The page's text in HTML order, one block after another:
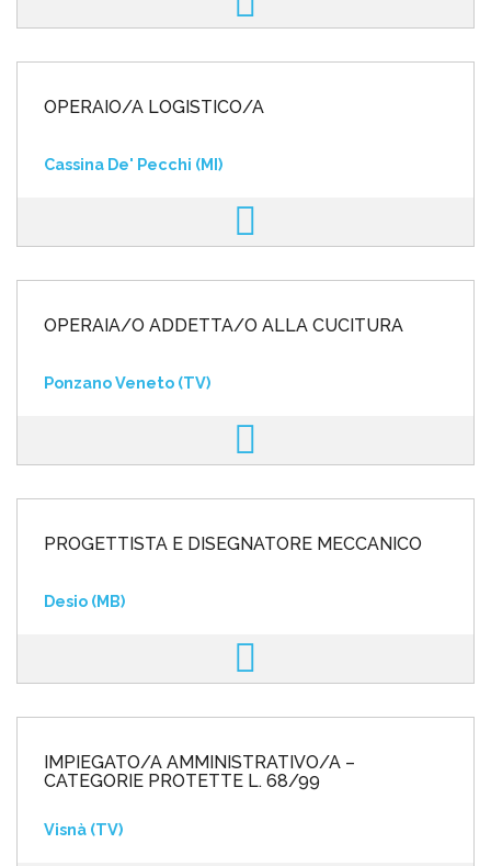
OPERAIO/A LOGISTICO/A
Cassina De' Pecchi (MI)
OPERAIA/O ADDETTA/O ALLA CUCITURA
Ponzano Veneto (TV)
PROGETTISTA E DISEGNATORE MECCANICO
Desio (MB)
IMPIEGATO/A AMMINISTRATIVO/A –
CATEGORIE PROTETTE L. 68/99
Visnà (TV)